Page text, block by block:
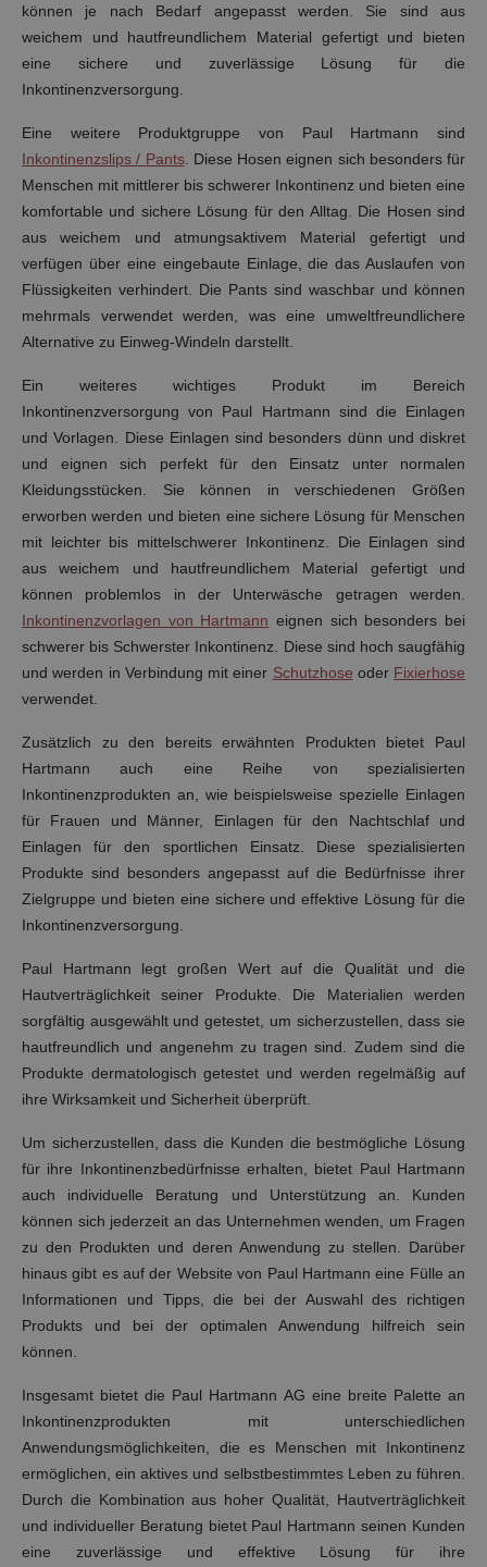
können je nach Bedarf angepasst werden. Sie sind aus
weichem und hautfreundlichem Material gefertigt und bieten
eine sichere und zuverlässige Lösung für die
Inkontinenzversorgung.
Eine weitere Produktgruppe von Paul Hartmann sind
Inkontinenzslips / Pants. Diese Hosen eignen sich besonders für
Menschen mit mittlerer bis schwerer Inkontinenz und bieten eine
komfortable und sichere Lösung für den Alltag. Die Hosen sind
aus weichem und atmungsaktivem Material gefertigt und
verfügen über eine eingebaute Einlage, die das Auslaufen von
Flüssigkeiten verhindert. Die Pants sind waschbar und können
mehrmals verwendet werden, was eine umweltfreundlichere
Alternative zu Einweg-Windeln darstellt.
Ein weiteres wichtiges Produkt im Bereich
Inkontinenzversorgung von Paul Hartmann sind die Einlagen
und Vorlagen. Diese Einlagen sind besonders dünn und diskret
und eignen sich perfekt für den Einsatz unter normalen
Kleidungsstücken. Sie können in verschiedenen Größen
erworben werden und bieten eine sichere Lösung für Menschen
mit leichter bis mittelschwerer Inkontinenz. Die Einlagen sind
aus weichem und hautfreundlichem Material gefertigt und
können problemlos in der Unterwäsche getragen werden.
Inkontinenzvorlagen von Hartmann eignen sich besonders bei
schwerer bis Schwerster Inkontinenz. Diese sind hoch saugfähig
und werden in Verbindung mit einer Schutzhose oder Fixierhose
verwendet.
Zusätzlich zu den bereits erwähnten Produkten bietet Paul
Hartmann auch eine Reihe von spezialisierten
Inkontinenzprodukten an, wie beispielsweise spezielle Einlagen
für Frauen und Männer, Einlagen für den Nachtschlaf und
Einlagen für den sportlichen Einsatz. Diese spezialisierten
Produkte sind besonders angepasst auf die Bedürfnisse ihrer
Zielgruppe und bieten eine sichere und effektive Lösung für die
Inkontinenzversorgung.
Paul Hartmann legt großen Wert auf die Qualität und die
Hautverträglichkeit seiner Produkte. Die Materialien werden
sorgfältig ausgewählt und getestet, um sicherzustellen, dass sie
hautfreundlich und angenehm zu tragen sind. Zudem sind die
Produkte dermatologisch getestet und werden regelmäßig auf
ihre Wirksamkeit und Sicherheit überprüft.
Um sicherzustellen, dass die Kunden die bestmögliche Lösung
für ihre Inkontinenzbedürfnisse erhalten, bietet Paul Hartmann
auch individuelle Beratung und Unterstützung an. Kunden
können sich jederzeit an das Unternehmen wenden, um Fragen
zu den Produkten und deren Anwendung zu stellen. Darüber
hinaus gibt es auf der Website von Paul Hartmann eine Fülle an
Informationen und Tipps, die bei der Auswahl des richtigen
Produkts und bei der optimalen Anwendung hilfreich sein
können.
Insgesamt bietet die Paul Hartmann AG eine breite Palette an
Inkontinenzprodukten mit unterschiedlichen
Anwendungsmöglichkeiten, die es Menschen mit Inkontinenz
ermöglichen, ein aktives und selbstbestimmtes Leben zu führen.
Durch die Kombination aus hoher Qualität, Hautverträglichkeit
und individueller Beratung bietet Paul Hartmann seinen Kunden
eine zuverlässige und effektive Lösung für ihre